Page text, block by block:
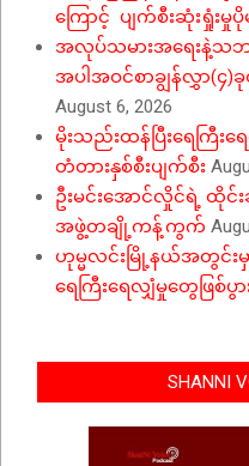
ကြောင့် ပျက်စီးဆုံးရှုံးမှုပိုမ
အလုပ်သမားအရေးနဲ့သဘ
အပါအဝင်စာချွန်လွှာ(၄)
August 6, 2026
မိုးသည်းထန်ပြီးရေကြီးရ
တံတားနှစ်စီးပျက်စီး
ဦးမင်းအောင်လှိုင်ရဲ့ ထိုင်
အဖွဲ့တချို့ကန့်ကွက်
ဟုမ္မလင်းမြို့နယ်အတွင်းမှာ
ရေကြီးရေလျှံမှုတွေဖြစ်ပွာ
SHANNI